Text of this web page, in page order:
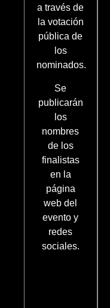
a través de
la votación
pública de
los
nominados.
Se
publicarán
los
nombres
de los
finalistas
en la
página
web del
evento y
redes
sociales.